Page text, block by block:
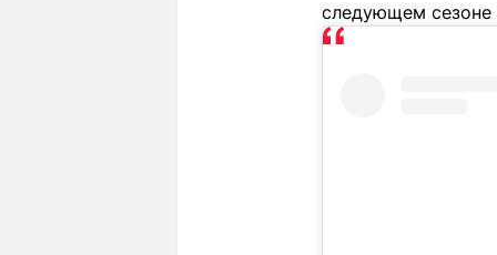
следующем сезоне